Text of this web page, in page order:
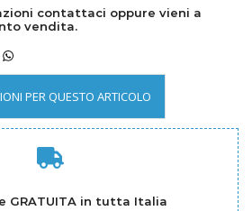
contattaci oppure vieni a
vendita.
PER QUESTO ARTICOLO
GRATUITA in tutta Italia